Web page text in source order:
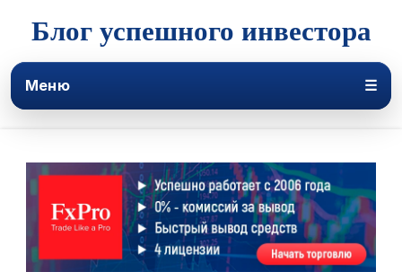
Блог успешного инвестора
Меню ☰